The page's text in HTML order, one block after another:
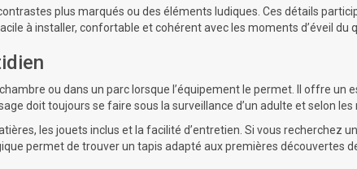
plus marqués ou des éléments ludiques. Ces détails
à installer, confortable et cohérent avec les moments d’éveil du
ou dans un parc lorsque l’équipement le permet. Il offre un
doit toujours se faire sous la surveillance d’un adulte et selon
les jouets inclus et la facilité d’entretien. Si vous recherchez
permet de trouver un tapis adapté aux premières découvertes